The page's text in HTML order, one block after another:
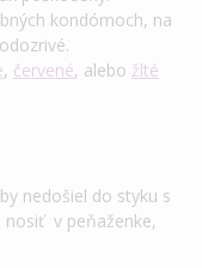
kondómoch, na
, červené, alebo žlté
nedošiel do styku s
nosiť v peňaženke,